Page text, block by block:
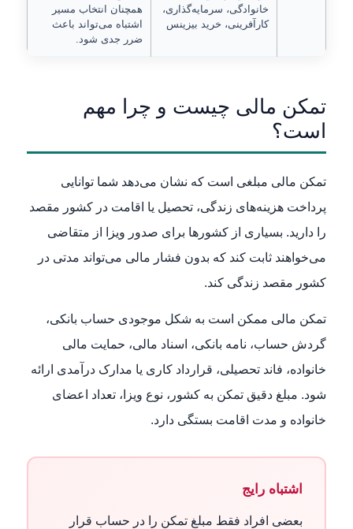
خانوادگی، سرمایه‌گذاری،
کارآفرینی، خرید بیزینس
همچنان انتخاب مسیر
اشتباه می‌تواند باعث
ضرر جدی شود.
تمکن مالی چیست و چرا مهم
است؟
تمکن مالی مبلغی است که نشان می‌دهد شما توانایی
پرداخت هزینه‌های زندگی، تحصیل یا اقامت در کشور مقصد
را دارید. بسیاری از کشورها برای صدور ویزا از متقاضی
می‌خواهند ثابت کند که بدون فشار مالی می‌تواند مدتی در
کشور مقصد زندگی کند.
تمکن مالی ممکن است به شکل موجودی حساب بانکی،
گردش حساب، نامه بانکی، اسناد مالی، حمایت مالی
خانواده، فاند تحصیلی، قرارداد کاری یا مدارک درآمدی ارائه
شود. مبلغ دقیق تمکن به کشور، نوع ویزا، تعداد اعضای
خانواده و مدت اقامت بستگی دارد.
اشتباه رایج
بعضی افراد فقط مبلغ تمکن را در حساب قرار